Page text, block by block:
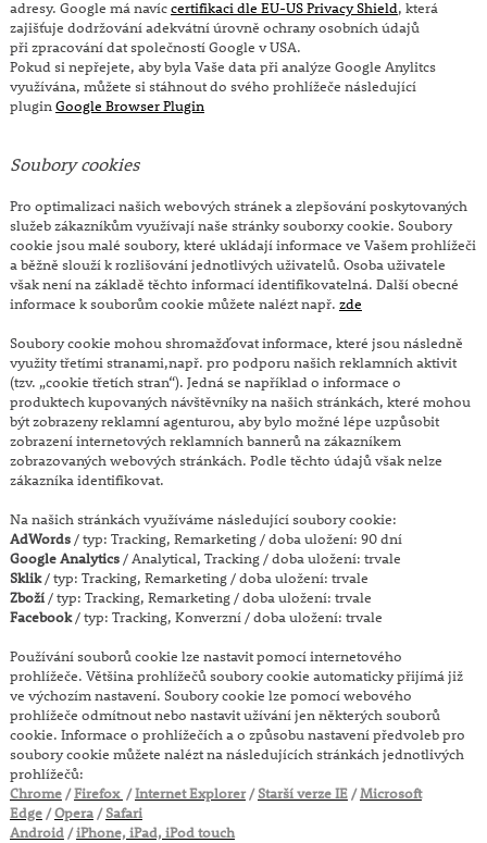
adresy. Google má navíccertifikaci dle EU-US Privacy Shield, která
zajišťuje dodržování adekvátní úrovně ochrany osobních údajů
při zpracování dat společností Google v USA.
Pokud si nepřejete, aby byla Vaše data při analýze Google Anylitcs
využívána, můžete si stáhnout do svého prohlížeče následující
plugin Google Browser Plugin
Soubory cookies
Pro optimalizaci našich webových stránek a zlepšování poskytovaných
služeb zákazníkům využívají naše stránky souborxy cookie. Soubory
cookie jsou malé soubory, které ukládají informace ve Vašem prohlížeči
a běžně slouží k rozlišování jednotlivých uživatelů. Osoba uživatele
však není na základě těchto informací identifikovatelná. Další obecné
informace k souborům cookie můžete nalézt např. zde
Soubory cookie mohou shromažďovat informace, které jsou následně
využity třetími stranami,např. pro podporu našich reklamních aktivit
(tzv. „cookie třetích stran“). Jedná se například o informace o
produktech kupovaných návštěvníky na našich stránkách, které mohou
být zobrazeny reklamní agenturou, aby bylo možné lépe uzpůsobit
zobrazení internetových reklamních bannerů na zákazníkem
zobrazovaných webových stránkách. Podle těchto údajů však nelze
zákazníka identifikovat.
Na našich stránkách využíváme následující soubory cookie:
AdWords/ typ: Tracking, Remarketing / doba uložení: 90 dní
Google Analytics/ Analytical, Tracking / doba uložení: trvale
Sklik/ typ: Tracking, Remarketing / doba uložení: trvale
Zboží/ typ: Tracking, Remarketing / doba uložení: trvale
Facebook/ typ: Tracking, Konverzní / doba uložení: trvale
Používání souborů cookie lze nastavit pomocí internetového
prohlížeče. Většina prohlížečů soubory cookie automaticky přijímá již
ve výchozím nastavení. Soubory cookie lze pomocí webového
prohlížeče odmítnout nebo nastavit užívání jen některých souborů
cookie. Informace o prohlížečích a o způsobu nastavení předvoleb pro
soubory cookie můžete nalézt na následujících stránkách jednotlivých
prohlížečů:
Chrome/Firefox /Internet Explorer/Starší verze IE/Microsoft
Edge/Opera/Safari
Android/iPhone, iPad, iPod touch